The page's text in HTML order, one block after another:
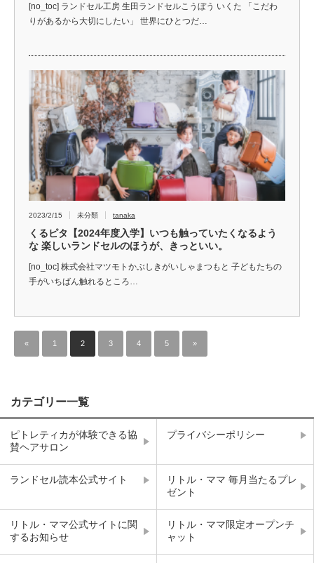
[no_toc] ランドセル工房 生田ランドセルこうぼう いくた 「こだわ
りがあるから大切にしたい」 世界にひとつだ…
2023/2/15 未分類 tanaka
くるピタ【2024年度入学】いつも触っていたくなるよう
な 楽しいランドセルのほうが、きっといい。
[no_toc] 株式会社マツモトかぶしきがいしゃまつもと 子どもたちの
手がいちばん触れるところ…
« 1 2 3 4 5 »
カテゴリー一覧
ピトレティカが体験できる協
賛ヘアサロン
プライバシーポリシー
ランドセル読本公式サイト
リトル・ママ 毎月当たるプレ
ゼント
リトル・ママ公式サイトに関
するお知らせ
リトル・ママ限定オープンチ
ャット